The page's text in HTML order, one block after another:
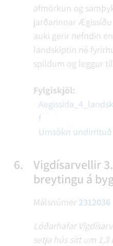
afmörkun og
jarðarinnar Ægissíðu
auki gerir nefndin
landskiptin né
spildum og leggur
Fylgiskjöl:
f
Umsókn undirrituð
6.
Vigdísarvellir
breytingu á
Málsnúmer 2312036
Lóðarhafar
setja hús sitt um